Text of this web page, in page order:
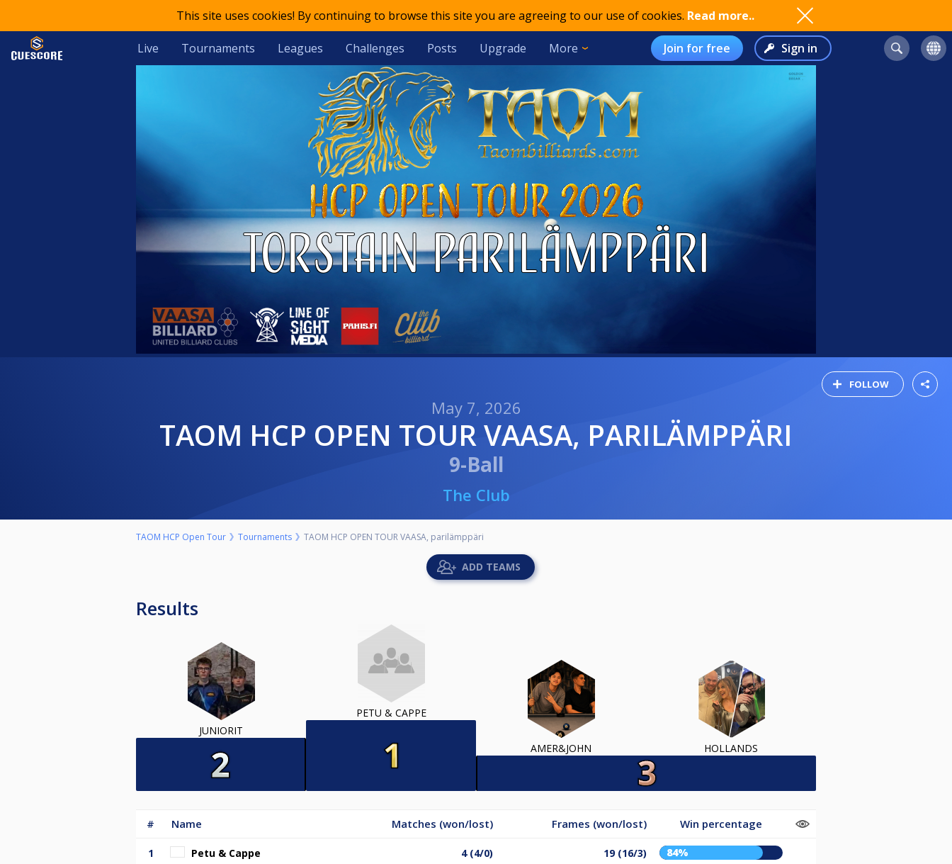
This site uses cookies! By continuing to browse this site you are agreeing to our use of cookies. Read more..
Live Tournaments Leagues Challenges Posts Upgrade More Join for free Sign in
FOLLOW
May 7, 2026
TAOM HCP OPEN TOUR VAASA, PARILÄMPPÄRI
9-Ball
The Club
TAOM HCP Open Tour Tournaments TAOM HCP OPEN TOUR VAASA, parilämppäri
ADD TEAMS
Results
JUNIORIT
PETU & CAPPE
AMER&JOHN HOLLANDS
# Name Matches (won/lost) Frames (won/lost) Win percentage
1 Petu & Cappe 4 (4/0) 19 (16/3) 84%